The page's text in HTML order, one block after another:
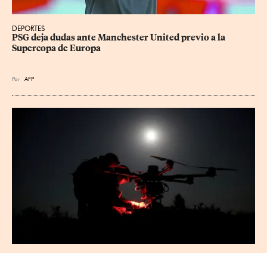
DEPORTES
PSG deja dudas ante Manchester United previo a la
Supercopa de Europa
Por AFP